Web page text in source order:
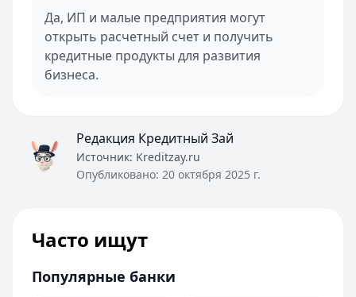
Да, ИП и малые предприятия могут
открыть расчетный счет и получить
кредитные продукты для развития
бизнеса.
Редакция Кредитный Зай
Источник: Kreditzay.ru
Опубликовано: 20 октября 2025 г.
Часто ищут
Популярные банки